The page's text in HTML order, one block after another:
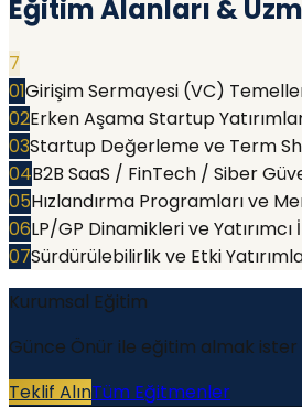
Eğitim Alanları &
7
01Girişim Sermayesi (VC)
02Erken Aşama Startup
03Startup Değerleme ve Term
04B2B SaaS / FinTech / Siber
05Hızlandırma Programları ve
06LP/GP Dinamikleri ve Yatırımcı
07Sürdürülebilirlik ve Etki
Kurumsal Eğitim
Günce Önür ile eğitim almak ister
Teklif AlınTüm Eğitmenler